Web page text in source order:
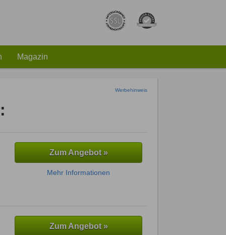
Magazin
Werbehinweis
Zum Angebot »
Mehr Informationen
Zum Angebot »